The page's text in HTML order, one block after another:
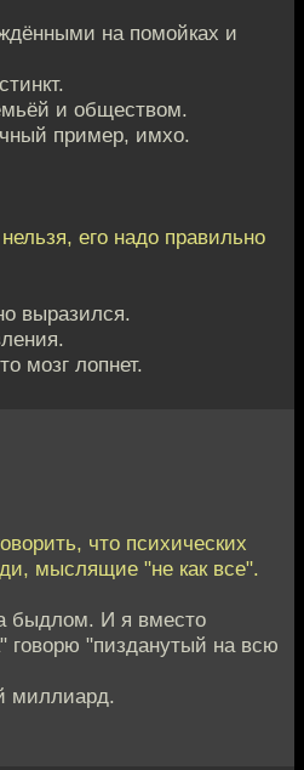
на помойках и
и обществом.
пример, имхо.
его надо правильно
выразился.
мозг лопнет.
что психических
мыслящие "не как все".
быдлом. И я вместо
говорю "пизданутый на всю
миллиард.